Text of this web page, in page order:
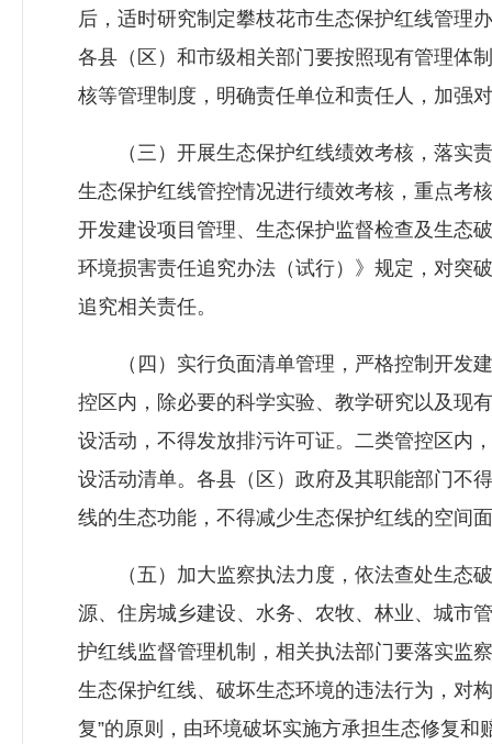
后，适时研究制定攀枝花市生态保护红线管理
各县（区）和市级相关部门要按照现有管理体
核等管理制度，明确责任单位和责任人，加强
（三）开展生态保护红线绩效考核，落实责
生态保护红线管控情况进行绩效考核，重点考
开发建设项目管理、生态保护监督检查及生态
环境损害责任追究办法（试行）》规定，对突
追究相关责任。
（四）实行负面清单管理，严格控制开发建
控区内，除必要的科学实验、教学研究以及现
设活动，不得发放排污许可证。二类管控区内
设活动清单。各县（区）政府及其职能部门不
线的生态功能，不得减少生态保护红线的空间
（五）加大监察执法力度，依法查处生态破
源、住房城乡建设、水务、农牧、林业、城市
护红线监督管理机制，相关执法部门要落实监
生态保护红线、破坏生态环境的违法行为，对
复”的原则，由环境破坏实施方承担生态修复和